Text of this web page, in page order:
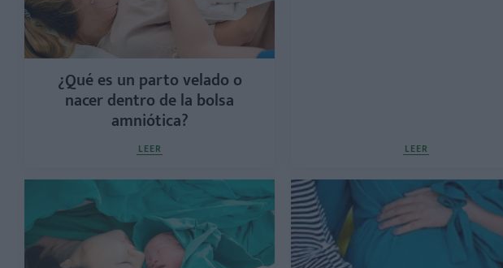
¿Qué es un parto velado o
nacer dentro de la bolsa
amniótica?
LEER LEER